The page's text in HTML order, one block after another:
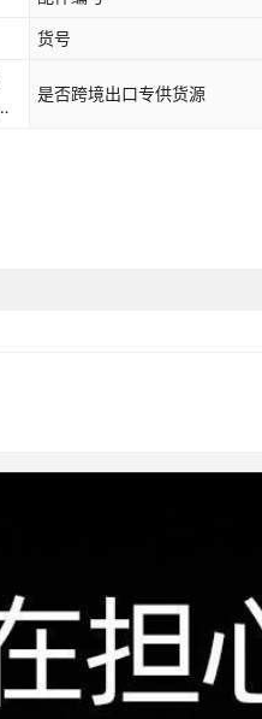
货号
是否跨境出口专供货源